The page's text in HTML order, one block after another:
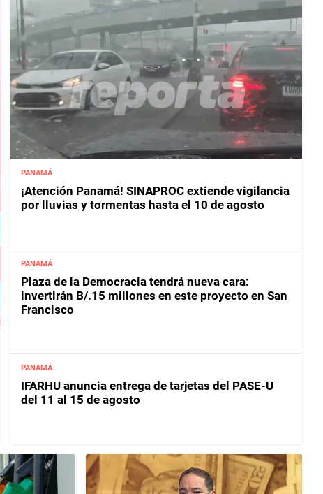
PANAMÁ
¡Atención Panamá! SINAPROC extiende vigilancia
por lluvias y tormentas hasta el 10 de agosto
PANAMÁ
Plaza de la Democracia tendrá nueva cara:
invertirán B/.15 millones en este proyecto en San
Francisco
PANAMÁ
IFARHU anuncia entrega de tarjetas del PASE-U
del 11 al 15 de agosto